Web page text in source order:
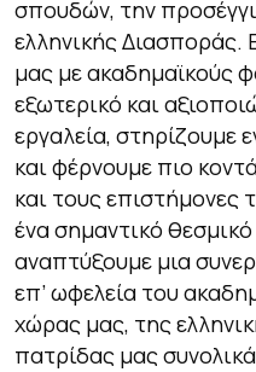
σπουδών, την
ελληνικής Διασποράς.
μας με ακαδημαϊκούς
εξωτερικό και
εργαλεία, στηρίζουμε
και φέρνουμε πιο
και τους επιστήμονες
ένα σημαντικό
αναπτύξουμε μια
επ’ ωφελεία του
χώρας μας, της
πατρίδας μας